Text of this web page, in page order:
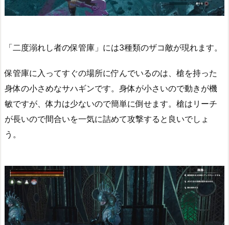
「二度溺れし者の保管庫」には3種類のザコ敵が現れます。
保管庫に入ってすぐの場所に佇んでいるのは、槍を持った
身体の小さめなサハギンです。身体が小さいので動きが機
敏ですが、体力は少ないので簡単に倒せます。槍はリーチ
が長いので間合いを一気に詰めて攻撃すると良いでしょ
う。